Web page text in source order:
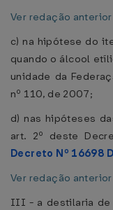
Ver redação anterior
c) na hipótese do
quando o álcool
unidade da
nº 110, de 2007;
d) nas hipóteses
art. 2º deste
Decreto Nº 16698
Ver redação anterior
III - a destilaria de